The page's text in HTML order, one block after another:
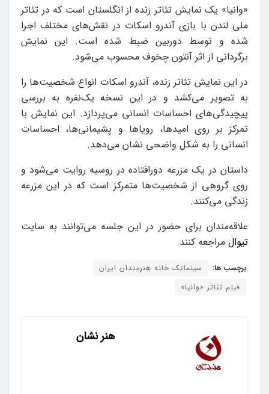
«وانیا» یک نمایش تئاتر زنده از انگلستان است که در تئاتر
ملی لندن با بازی آندرو اسکات در نقش‌های مختلف اجرا
شده و توسط دوربین ضبط شده است. این نمایش
برگردانی از اثر آنتون چخوف محسوب می‌شود.
در این نمایش تئاتر زنده، آندرو اسکات انواع شخصیت‌ها را
به تصویر می‌کشد و در این نسخه یک‌نفره به بررسی
پیچیدگی‌های احساسات انسانی می‌پردازد. این نمایش با
تمرکز بر روی امیدها، رویاها و پشیمانی‌ها، احساسات
انسانی را به شکل واضحی نشان می‌دهد.
داستان در یک مزرعه دورافتاده در روسیه روایت می‌شود و
روی گروهی از شخصیت‌ها متمرکز است که در این مزرعه
زندگی می‌کنند.
علاقه‌مندان برای حضور در این جلسه می‌توانند به سایت
تیوال مراجعه کنند.
برچسب ها:
سینماتک خانه هنرمندان ایران
فیلم تئاتر «وانیا»
هنر نشان